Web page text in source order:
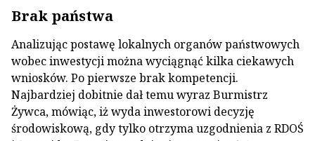
Brak państwa
Analizując postawę lokalnych organów państwowych
wobec inwestycji można wyciągnąć kilka ciekawych
wniosków. Po pierwsze brak kompetencji.
Najbardziej dobitnie dał temu wyraz Burmistrz
Żywca, mówiąc, iż wyda inwestorowi decyzję
środowiskową, gdy tylko otrzyma uzgodnienia z RDOŚ